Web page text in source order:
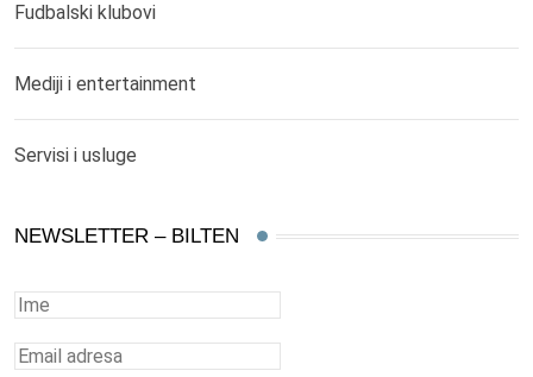
Fudbalski klubovi
Mediji i entertainment
Servisi i usluge
NEWSLETTER – BILTEN